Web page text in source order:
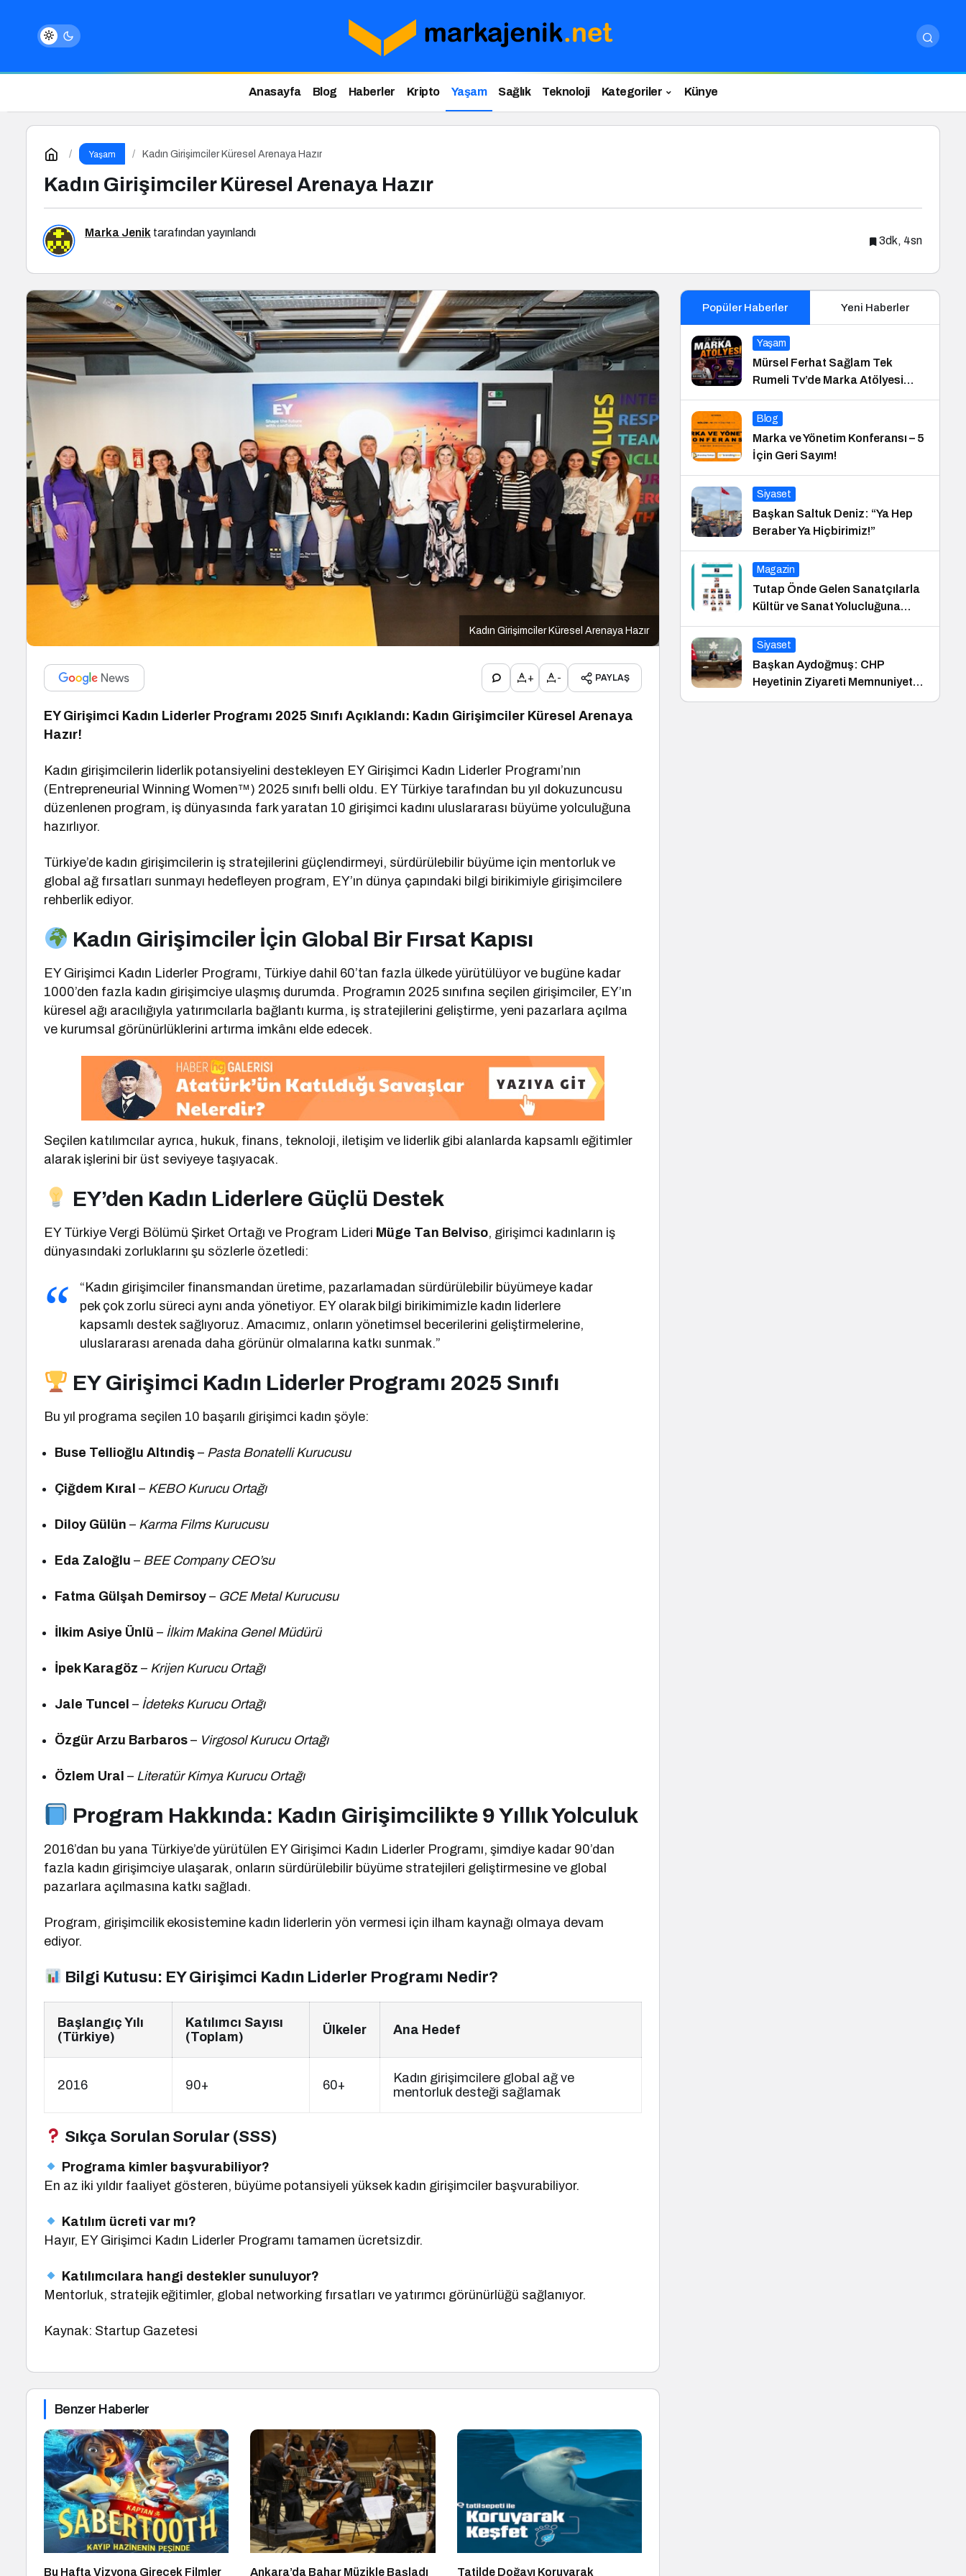
Anasayfa Blog Haberler Kripto Yaşam Sağlık Teknoloji Kategoriler Künye
Yaşam Kadın Girişimciler Küresel Arenaya Hazır
Kadın Girişimciler Küresel Arenaya Hazır
Marka Jenik tarafından yayınlandı
3dk, 4sn
Kadın Girişimciler Küresel Arenaya Hazır
+ - PAYLAŞ
EY Girişimci Kadın Liderler Programı 2025 Sınıfı Açıklandı: Kadın Girişimciler Küresel Arenaya
Hazır!
Kadın girişimcilerin liderlik potansiyelini destekleyen EY Girişimci Kadın Liderler Programı’nın
(Entrepreneurial Winning Women™) 2025 sınıfı belli oldu. EY Türkiye tarafından bu yıl dokuzuncusu
düzenlenen program, iş dünyasında fark yaratan 10 girişimci kadını uluslararası büyüme yolculuğuna
hazırlıyor.
Türkiye’de kadın girişimcilerin iş stratejilerini güçlendirmeyi, sürdürülebilir büyüme için mentorluk ve
global ağ fırsatları sunmayı hedefleyen program, EY’ın dünya çapındaki bilgi birikimiyle girişimcilere
rehberlik ediyor.
Kadın Girişimciler İçin Global Bir Fırsat Kapısı
EY Girişimci Kadın Liderler Programı, Türkiye dahil 60’tan fazla ülkede yürütülüyor ve bugüne kadar
1000’den fazla kadın girişimciye ulaşmış durumda. Programın 2025 sınıfına seçilen girişimciler, EY’ın
küresel ağı aracılığıyla yatırımcılarla bağlantı kurma, iş stratejilerini geliştirme, yeni pazarlara açılma
ve kurumsal görünürlüklerini artırma imkânı elde edecek.
Seçilen katılımcılar ayrıca, hukuk, finans, teknoloji, iletişim ve liderlik gibi alanlarda kapsamlı eğitimler
alarak işlerini bir üst seviyeye taşıyacak.
EY’den Kadın Liderlere Güçlü Destek
EY Türkiye Vergi Bölümü Şirket Ortağı ve Program Lideri Müge Tan Belviso, girişimci kadınların iş
dünyasındaki zorluklarını şu sözlerle özetledi:
“Kadın girişimciler finansmandan üretime, pazarlamadan sürdürülebilir büyümeye kadar
pek çok zorlu süreci aynı anda yönetiyor. EY olarak bilgi birikimimizle kadın liderlere
kapsamlı destek sağlıyoruz. Amacımız, onların yönetimsel becerilerini geliştirmelerine,
uluslararası arenada daha görünür olmalarına katkı sunmak.”
EY Girişimci Kadın Liderler Programı 2025 Sınıfı
Bu yıl programa seçilen 10 başarılı girişimci kadın şöyle:
Buse Tellioğlu Altındiş – Pasta Bonatelli Kurucusu
Çiğdem Kıral – KEBO Kurucu Ortağı
Diloy Gülün – Karma Films Kurucusu
Eda Zaloğlu – BEE Company CEO’su
Fatma Gülşah Demirsoy – GCE Metal Kurucusu
İlkim Asiye Ünlü – İlkim Makina Genel Müdürü
İpek Karagöz – Krijen Kurucu Ortağı
Jale Tuncel – İdeteks Kurucu Ortağı
Özgür Arzu Barbaros – Virgosol Kurucu Ortağı
Özlem Ural – Literatür Kimya Kurucu Ortağı
Program Hakkında: Kadın Girişimcilikte 9 Yıllık Yolculuk
2016’dan bu yana Türkiye’de yürütülen EY Girişimci Kadın Liderler Programı, şimdiye kadar 90’dan
fazla kadın girişimciye ulaşarak, onların sürdürülebilir büyüme stratejileri geliştirmesine ve global
pazarlara açılmasına katkı sağladı.
Program, girişimcilik ekosistemine kadın liderlerin yön vermesi için ilham kaynağı olmaya devam
ediyor.
Bilgi Kutusu: EY Girişimci Kadın Liderler Programı Nedir?
Başlangıç Yılı
(Türkiye)
Katılımcı Sayısı
(Toplam)
Ülkeler Ana Hedef
2016 90+ 60+
Kadın girişimcilere global ağ ve
mentorluk desteği sağlamak
Sıkça Sorulan Sorular (SSS)
Programa kimler başvurabiliyor?
En az iki yıldır faaliyet gösteren, büyüme potansiyeli yüksek kadın girişimciler başvurabiliyor.
Katılım ücreti var mı?
Hayır, EY Girişimci Kadın Liderler Programı tamamen ücretsizdir.
Katılımcılara hangi destekler sunuluyor?
Mentorluk, stratejik eğitimler, global networking fırsatları ve yatırımcı görünürlüğü sağlanıyor.
Kaynak: Startup Gazetesi
Benzer Haberler
Bu Hafta Vizyona Girecek Filmler Ankara’da Bahar Müzikle Başladı Tatilde Doğayı Koruyarak
Popüler Haberler Yeni Haberler
Yaşam
Mürsel Ferhat Sağlam Tek
Rumeli Tv’de Marka Atölyesi
Programına Konuk Oldu
Blog
Marka ve Yönetim Konferansı – 5
İçin Geri Sayım!
Siyaset
Başkan Saltuk Deniz: “Ya Hep
Beraber Ya Hiçbirimiz!”
Magazin
Tutap Önde Gelen Sanatçılarla
Kültür ve Sanat Yolucluğuna
Devam Ediyor
Siyaset
Başkan Aydoğmuş: CHP
Heyetinin Ziyareti Memnuniyet
Verici